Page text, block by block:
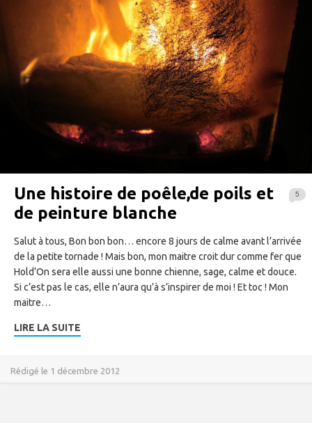
5
Une histoire de poêle,de poils et
de peinture blanche
Salut à tous, Bon bon bon… encore 8 jours de calme avant l’arrivée
de la petite tornade ! Mais bon, mon maitre croit dur comme fer que
Hold’On sera elle aussi une bonne chienne, sage, calme et douce.
Si c’est pas le cas, elle n’aura qu’à s’inspirer de moi ! Et toc ! Mon
maitre…
LIRE LA SUITE
Rédigé le 1 décembre 2012